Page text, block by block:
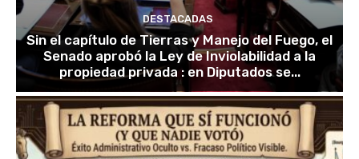
DESTACADAS
Sin el capítulo de Tierras y Manejo del Fuego, el
Senado aprobó la Ley de Inviolabilidad a la
propiedad privada : en Diputados se...